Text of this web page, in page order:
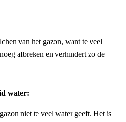
van het gazon, want te veel
afbreken en verhindert zo de
water:
niet te veel water geeft. Het is